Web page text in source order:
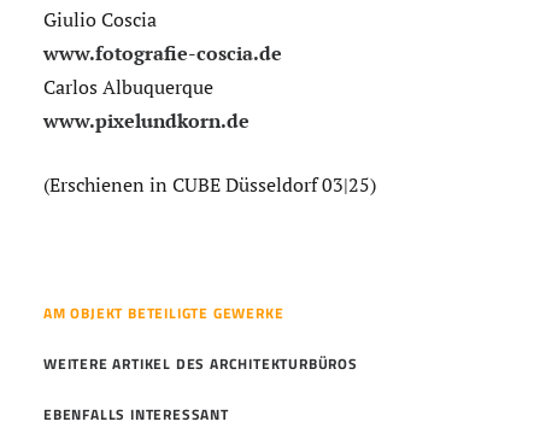
Giulio Coscia
www.fotografie-coscia.de
Carlos Albuquerque
www.pixelundkorn.de
(Erschienen in CUBE Düsseldorf 03|25)
AM OBJEKT BETEILIGTE GEWERKE
WEITERE ARTIKEL DES ARCHITEKTURBÜROS
EBENFALLS INTERESSANT